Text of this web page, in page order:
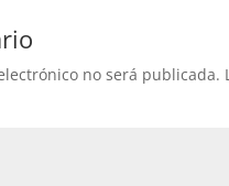
no será publicada.